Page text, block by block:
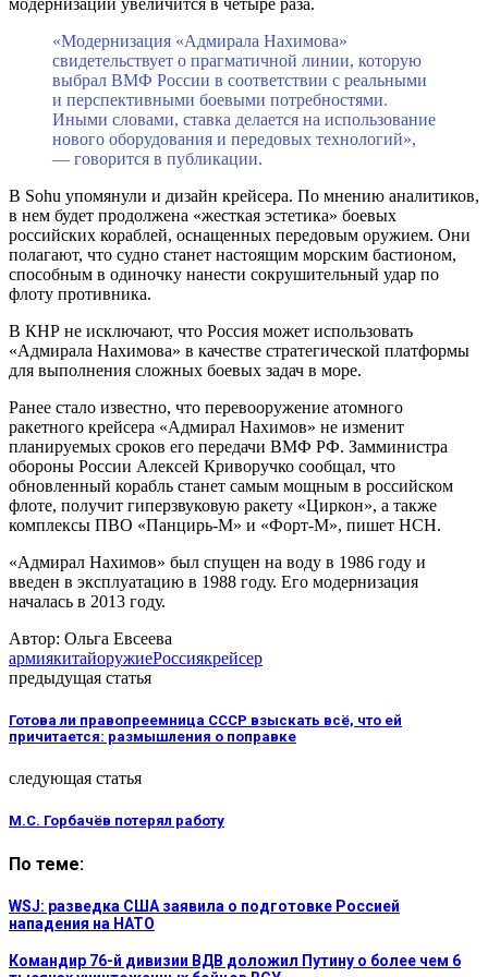
«Модернизация «Адмирала Нахимова»
свидетельствует о прагматичной линии, которую
выбрал ВМФ России в соответствии с реальными
и перспективными боевыми потребностями.
Иными словами, ставка делается на использование
нового оборудования и передовых технологий»,
— говорится в публикации.
В Sohu упомянули и дизайн крейсера. По мнению аналитиков,
в нем будет продолжена «жесткая эстетика» боевых
российских кораблей, оснащенных передовым оружием. Они
полагают, что судно станет настоящим морским бастионом,
способным в одиночку нанести сокрушительный удар по
флоту противника.
В КНР не исключают, что Россия может использовать
«Адмирала Нахимова» в качестве стратегической платформы
для выполнения сложных боевых задач в море.
Ранее стало известно, что перевооружение атомного
ракетного крейсера «Адмирал Нахимов» не изменит
планируемых сроков его передачи ВМФ РФ. Замминистра
обороны России Алексей Криворучко сообщал, что
обновленный корабль станет самым мощным в российском
флоте, получит гиперзвуковую ракету «Циркон», а также
комплексы ПВО «Панцирь-М» и «Форт-М», пишет НСН.
«Адмирал Нахимов» был спущен на воду в 1986 году и
введен в эксплуатацию в 1988 году. Его модернизация
началась в 2013 году.
Автор: Ольга Евсеева
армиякитайоружиеРоссиякрейсер
предыдущая статья
Готова ли правопреемница СССР взыскать всё, что ей
причитается: размышления о поправке
следующая статья
М.С. Горбачёв потерял работу
По теме:
WSJ: разведка США заявила о подготовке Россией
нападения на НАТО
Командир 76-й дивизии ВДВ доложил Путину о более чем 6